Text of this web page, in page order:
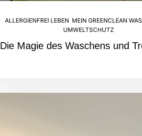
ALLERGIENFREI LEBEN MEIN GREENCLEAN
UMWELTSCHUTZ
Die Magie des Waschens und